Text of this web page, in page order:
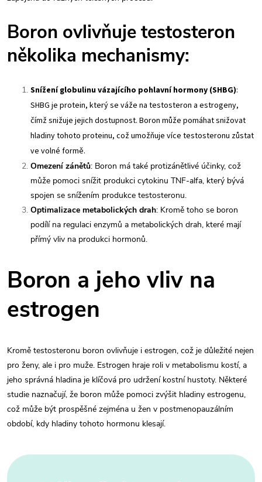
Boron ovlivňuje testosteron
několika mechanismy:
Snížení globulinu vázajícího pohlavní hormony (SHBG):
SHBG je protein, který se váže na testosteron a estrogeny,
čímž snižuje jejich dostupnost. Boron může pomáhat snižovat
hladiny tohoto proteinu, což umožňuje více testosteronu zůstat
ve volné formě.
Omezení zánětů: Boron má také protizánětlivé účinky, což
může pomoci snížit produkci cytokinu TNF-alfa, který bývá
spojen se snížením produkce testosteronu.
Optimalizace metabolických drah: Kromě toho se boron
podílí na regulaci enzymů a metabolických drah, které mají
přímý vliv na produkci hormonů.
Boron a jeho vliv na
estrogen
Kromě testosteronu boron ovlivňuje i estrogen, což je důležité nejen
pro ženy, ale i pro muže. Estrogen hraje roli v metabolismu kostí, a
jeho správná hladina je klíčová pro udržení kostní hustoty. Některé
studie naznačují, že boron může pomoci zvýšit hladiny estrogenu,
což může být prospěšné zejména u žen v postmenopauzálním
období, kdy hladiny tohoto hormonu klesají.